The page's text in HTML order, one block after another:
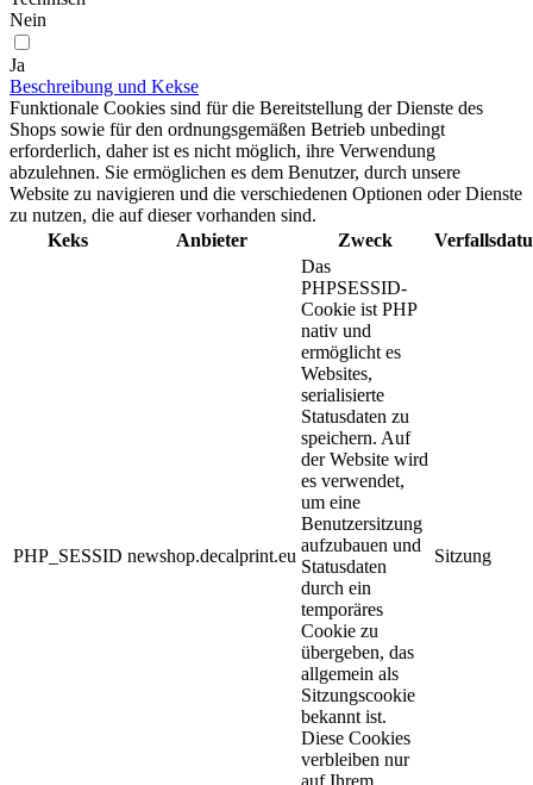
Nein
Ja
Beschreibung und Kekse
Funktionale Cookies sind für die Bereitstellung der Dienste des
Shops sowie für den ordnungsgemäßen Betrieb unbedingt
erforderlich, daher ist es nicht möglich, ihre Verwendung
abzulehnen. Sie ermöglichen es dem Benutzer, durch unsere
Website zu navigieren und die verschiedenen Optionen oder Dienste
zu nutzen, die auf dieser vorhanden sind.
Keks
Anbieter Zweck
PHP_SESSID newshop.decalprint.eu
Das
PHPSESSID-
Cookie ist PHP
nativ und
ermöglicht es
Websites,
serialisierte
Statusdaten zu
speichern. Auf
der Website wird
es verwendet,
um eine
Benutzersitzung
aufzubauen und
Statusdaten
durch ein
temporäres
Cookie zu
übergeben, das
allgemein als
Sitzungscookie
bekannt ist.
Diese Cookies
verbleiben nur
auf Ihrem
Sitzung